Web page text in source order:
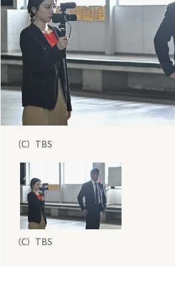
（C）TBS
（C）TBS